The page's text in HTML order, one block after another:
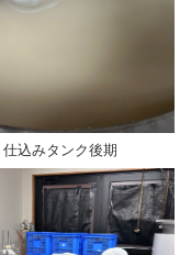
仕込みタンク後期